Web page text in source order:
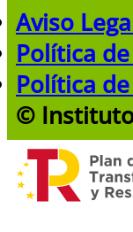
Aviso
Política
Política
© Instituto